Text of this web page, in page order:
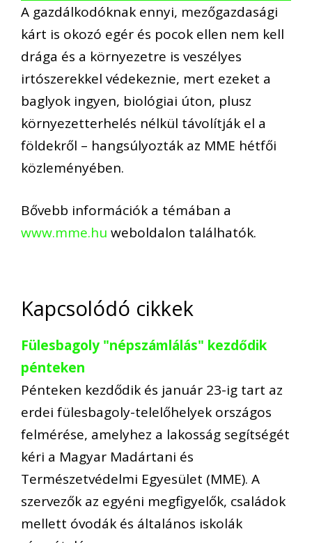
A gazdálkodóknak ennyi, mezőgazdasági
kárt is okozó egér és pocok ellen nem kell
drága és a környezetre is veszélyes
irtószerekkel védekeznie, mert ezeket a
baglyok ingyen, biológiai úton, plusz
környezetterhelés nélkül távolítják el a
földekről – hangsúlyozták az MME hétfői
közleményében.
Bővebb információk a témában a
www.mme.hu weboldalon találhatók.
Kapcsolódó cikkek
Fülesbagoly "népszámlálás" kezdődik
pénteken
Pénteken kezdődik és január 23-ig tart az
erdei fülesbagoly-telelőhelyek országos
felmérése, amelyhez a lakosság segítségét
kéri a Magyar Madártani és
Természetvédelmi Egyesület (MME). A
szervezők az egyéni megfigyelők, családok
mellett óvodák és általános iskolák